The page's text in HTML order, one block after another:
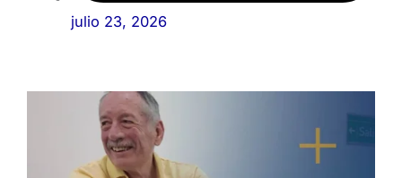
julio 23, 2026